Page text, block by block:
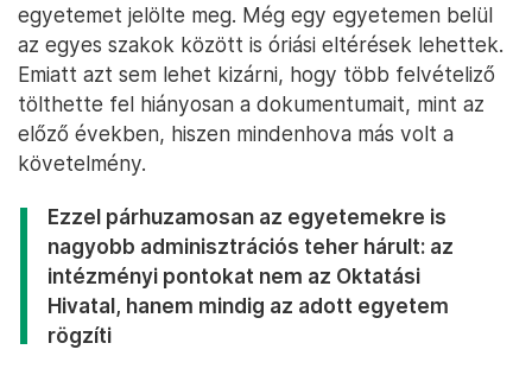
egyetemet jelölte meg. Még egy egyetemen belül
az egyes szakok között is óriási eltérések lehettek.
Emiatt azt sem lehet kizárni, hogy több felvételiző
tölthette fel hiányosan a dokumentumait, mint az
előző években, hiszen mindenhova más volt a
követelmény.
Ezzel párhuzamosan az egyetemekre is
nagyobb adminisztrációs teher hárult: az
intézményi pontokat nem az Oktatási
Hivatal, hanem mindig az adott egyetem
rögzíti